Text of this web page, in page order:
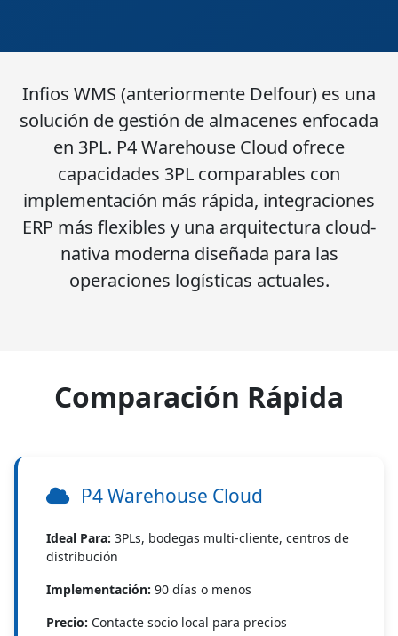
Infios WMS (anteriormente Delfour) es una
solución de gestión de almacenes enfocada
en 3PL. P4 Warehouse Cloud ofrece
capacidades 3PL comparables con
implementación más rápida, integraciones
ERP más flexibles y una arquitectura cloud-
nativa moderna diseñada para las
operaciones logísticas actuales.
Comparación Rápida
P4 Warehouse Cloud
Ideal Para: 3PLs, bodegas multi-cliente, centros de
distribución
Implementación: 90 días o menos
Precio: Contacte socio local para precios